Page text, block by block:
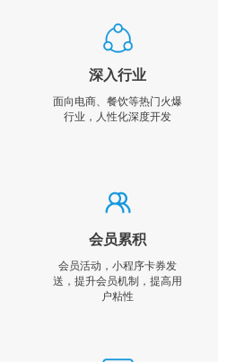
深入行业
面向电商、餐饮等热门火爆
行业，人性化深度开发
会员累积
会员活动，小程序卡券发
送，提升会员机制，提高用
户粘性